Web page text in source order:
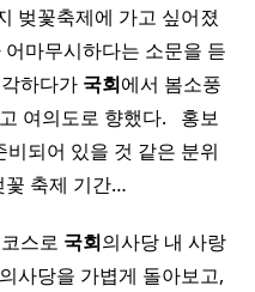
벚꽃축제에 가고 싶어졌
마무시하다는 소문을 듣
하다가 국회에서 봄소풍
여의도로 향했다. ​ ​ 홍보
되어 있을 것 같은 분위
꽃 축제 기간…
스로 국회의사당 내 사랑
의사당을 가볍게 돌아보고,